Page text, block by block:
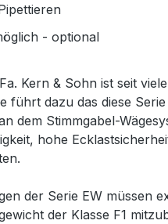
- optional
Kern & Sohn ist seit
führt dazu das diese
dem Stimmgabel-
hohe
der Serie EW müssen
der Klasse F1